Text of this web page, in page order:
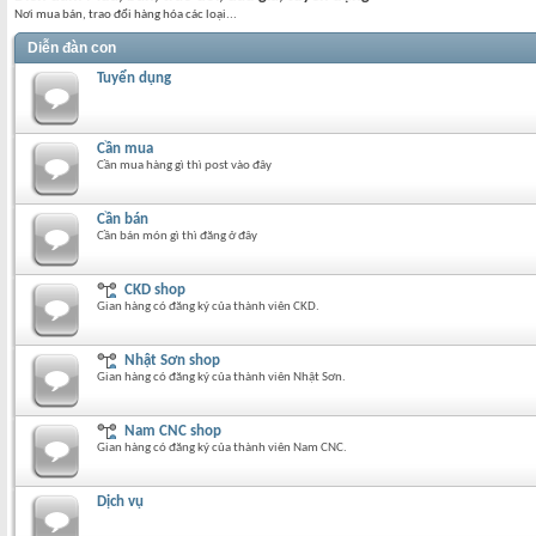
Nơi mua bán, trao đổi hàng hóa các loại...
Diễn đàn con
Tuyển dụng
Cần mua
Cần mua hàng gì thì post vào đây
Cần bán
Cần bán món gì thì đăng ở đây
CKD shop
Gian hàng có đăng ký của thành viên CKD.
Nhật Sơn shop
Gian hàng có đăng ký của thành viên Nhật Sơn.
Nam CNC shop
Gian hàng có đăng ký của thành viên Nam CNC.
Dịch vụ